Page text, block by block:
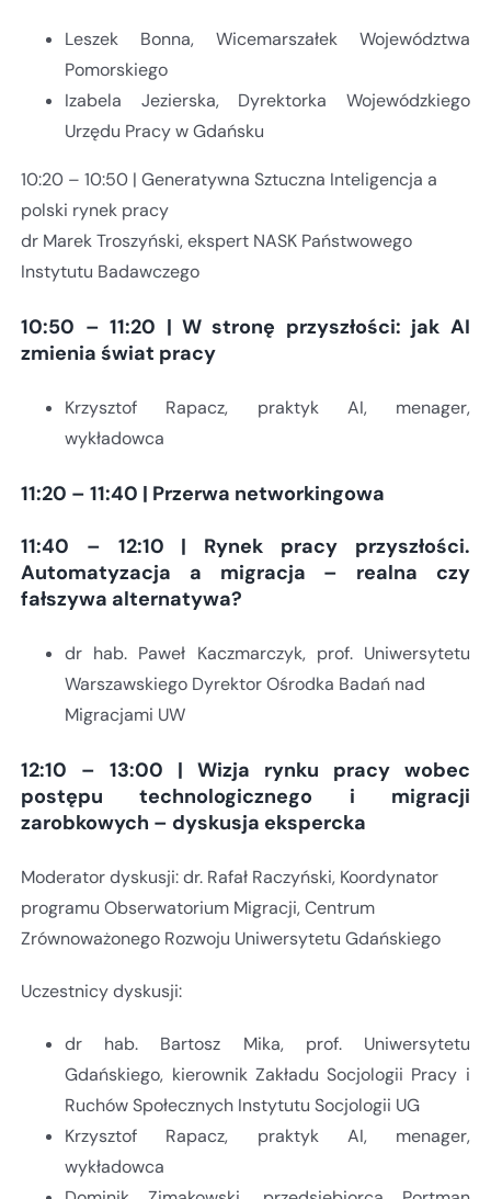
Leszek Bonna, Wicemarszałek Województwa
Pomorskiego
Izabela Jezierska, Dyrektorka Wojewódzkiego
Urzędu Pracy w Gdańsku
10:20 – 10:50 | Generatywna Sztuczna Inteligencja a
polski rynek pracy
dr Marek Troszyński, ekspert NASK Państwowego
Instytutu Badawczego
10:50 – 11:20 | W stronę przyszłości: jak AI
zmienia świat pracy
Krzysztof Rapacz, praktyk AI, menager,
wykładowca
11:20 – 11:40 | Przerwa networkingowa
11:40 – 12:10 | Rynek pracy przyszłości.
Automatyzacja a migracja – realna czy
fałszywa alternatywa?
dr hab. Paweł Kaczmarczyk, prof. Uniwersytetu
Warszawskiego Dyrektor Ośrodka Badań nad
Migracjami UW
12:10 – 13:00 | Wizja rynku pracy wobec
postępu technologicznego i migracji
zarobkowych – dyskusja ekspercka
Moderator dyskusji: dr. Rafał Raczyński, Koordynator
programu Obserwatorium Migracji, Centrum
Zrównoważonego Rozwoju Uniwersytetu Gdańskiego
Uczestnicy dyskusji:
dr hab. Bartosz Mika, prof. Uniwersytetu
Gdańskiego, kierownik Zakładu Socjologii Pracy i
Ruchów Społecznych Instytutu Socjologii UG
Krzysztof Rapacz, praktyk AI, menager,
wykładowca